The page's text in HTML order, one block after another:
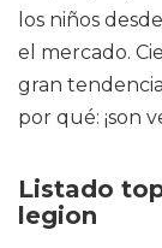
los niños
el mercado.
gran
por qué: ¡son
Listado
legion